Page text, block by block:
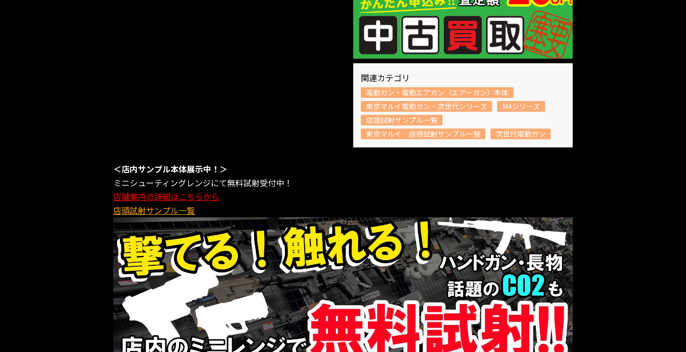
関連カテゴリ
電動ガン・電動エアガン（エアーガン）本体
東京マルイ電動ガン・次世代シリーズ
M4シリーズ
店頭試射サンプル一覧
東京マルイ 店頭試射サンプル一覧
次世代電動ガン
＜店内サンプル本体展示中！＞
ミニシューティングレンジにて無料試射受付中！
店舗案内の詳細はこちらから
店頭試射サンプル一覧